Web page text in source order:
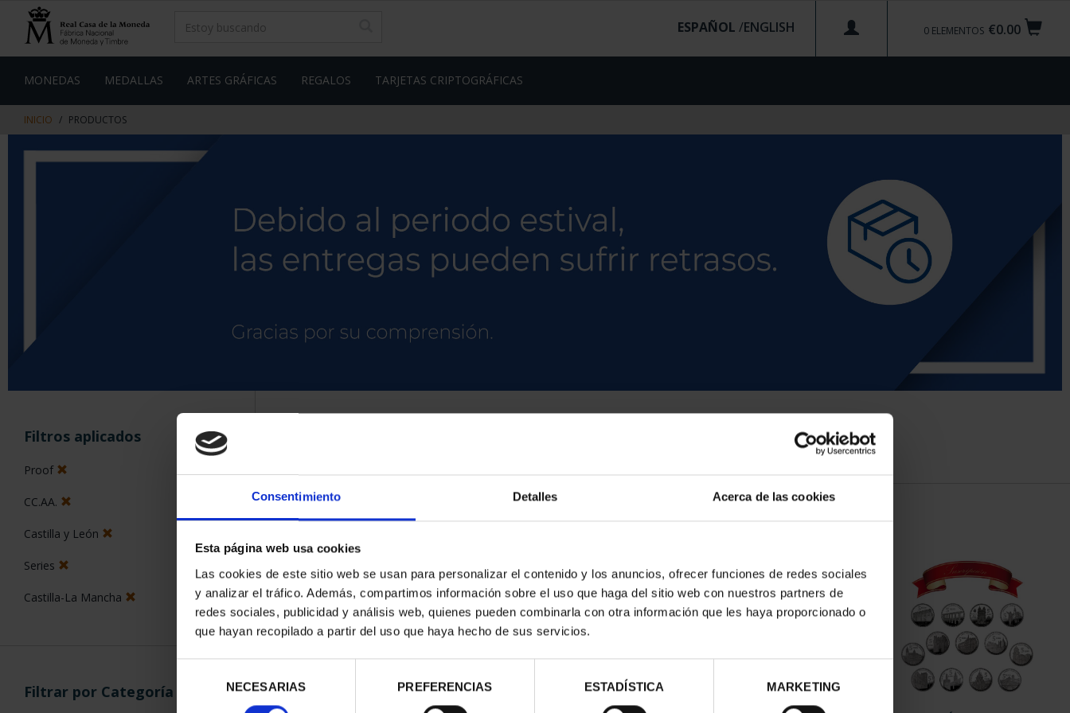
Consentimiento Detalles Acerca de las cookies
Esta página web usa cookies
Las cookies de este sitio web se usan para personalizar el contenido y los anuncios, ofrecer funciones de redes sociales
y analizar el tráfico. Además, compartimos información sobre el uso que haga del sitio web con nuestros partners de
redes sociales, publicidad y análisis web, quienes pueden combinarla con otra información que les haya proporcionado o
que hayan recopilado a partir del uso que haya hecho de sus servicios.
consentimiento
NECESARIAS PREFERENCIAS ESTADÍSTICA MARKETING
contenido
de
€0.00
0 ELEMENTOS
ESPAÑOL /
MONEDAS MEDALLAS ARTES GRÁFICAS REGALOS TARJETAS CRIPTOGRÁFICAS
INICIO PRODUCTOS
Filtros aplicados
Proof
CC.AA.
Castilla y León
Series
Castilla-La Mancha
Filtrar por Categoría